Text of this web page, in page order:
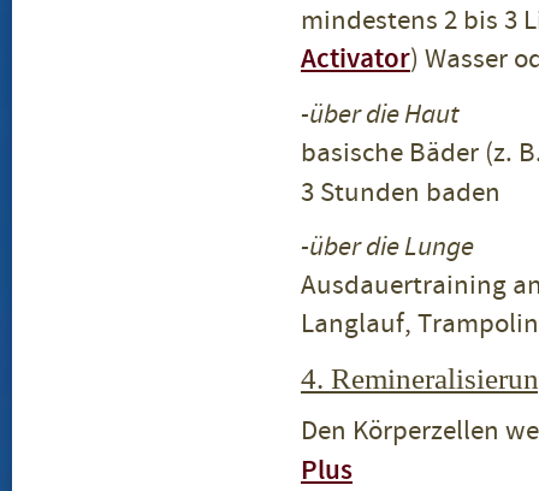
mindestens 2 bis 3
Activator) Wasser
-über die Haut
basische Bäder (z.
3 Stunden baden
-über die Lunge
Ausdauertraining
Langlauf,
4.
Den Körperzellen
Plus